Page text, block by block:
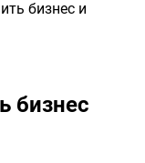
бизнес и
бизнес